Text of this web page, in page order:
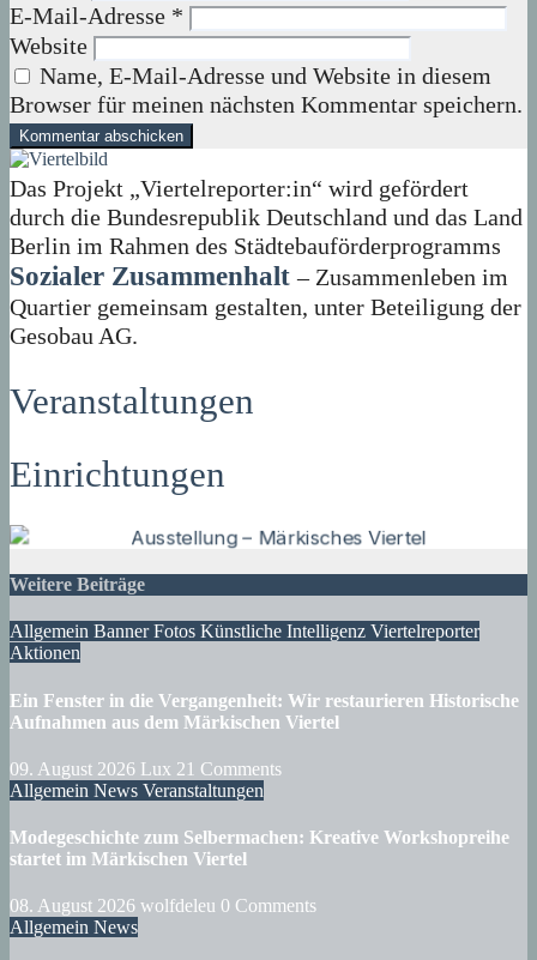
E-Mail-Adresse *
Website
Name, E-Mail-Adresse und Website in diesem
Browser für meinen nächsten Kommentar speichern.
Das Projekt „Viertelreporter:in“ wird gefördert
durch die Bundesrepublik Deutschland und das Land
Berlin im Rahmen des Städtebauförderprogramms
Sozialer Zusammenhalt – Zusammenleben im
Quartier gemeinsam gestalten, unter Beteiligung der
Gesobau AG.
Veranstaltungen
Einrichtungen
Weitere Beiträge
Allgemein BannerFotos Künstliche Intelligenz Viertelreporter
Aktionen
Ein Fenster in die Vergangenheit: Wir restaurieren Historische
Aufnahmen aus dem Märkischen Viertel
09. August 2026 Lux 21 Comments
Allgemein News Veranstaltungen
Modegeschichte zum Selbermachen: Kreative Workshopreihe
startet im Märkischen Viertel
08. August 2026 wolfdeleu 0 Comments
Allgemein News